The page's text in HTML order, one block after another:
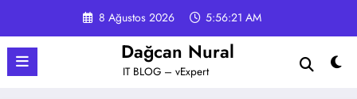
8 Ağustos 2026 5:56:21 AM
Dağcan Nural
IT BLOG – vExpert